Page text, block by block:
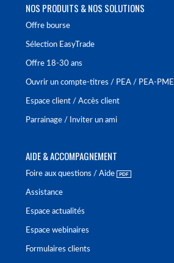
NOS PRODUITS & NOS SOLUTIONS
Offre bourse
Sélection EasyTrade
Offre 18-30 ans
Ouvrir un compte-titres / PEA / PEA-PME
Espace client / Accès client
Parrainage / Inviter un ami
AIDE & ACCOMPAGNEMENT
Foire aux questions / Aide
Assistance
Espace actualités
Espace webinaires
Formulaires clients